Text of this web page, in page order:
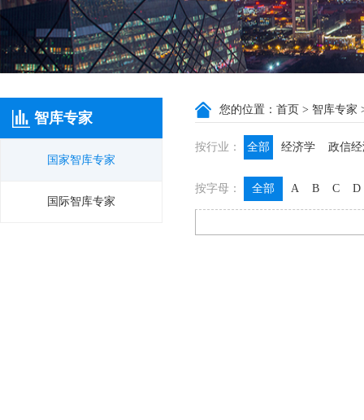
智库专家
国家智库专家
国际智库专家
您的位置： 首页 > 智库专家
按行业： 全部 经济学
政信
膳食养生
名医西药
按字母： 全部 A B C D